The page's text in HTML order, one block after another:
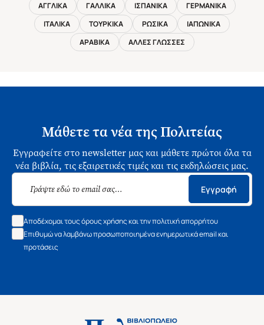
ΑΓΓΛΙΚΑ ΓΑΛΛΙΚΑ ΙΣΠΑΝΙΚΑ
ΓΕΡΜΑΝΙΚΑ
ΙΤΑΛΙΚΑ
ΤΟΥΡΚΙΚΑ ΡΩΣΙΚΑ
ΙΑΠΩΝΙΚΑ
ΑΡΑΒΙΚΑ
ΑΛΛΕΣ ΓΛΩΣΣΕΣ
Μάθετε τα νέα της Πολιτείας
Εγγραφείτε στο newsletter μας και μάθετε πρώτοι όλα τα
νέα βιβλία, τις εξαιρετικές τιμές και τις εκδηλώσεις μας.
Εγγραφή
Αποδέχομαι τους όρους χρήσης και την πολιτική απορρήτου
Επιθυμώ να λαμβάνω προσωποποιημένα ενημερωτικά email και
προτάσεις